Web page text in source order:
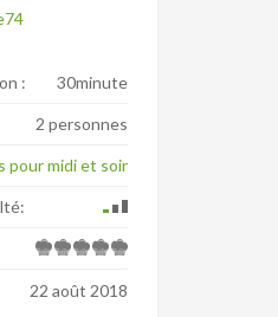
: 30minute
2 personnes
pour midi et soir
22 août 2018